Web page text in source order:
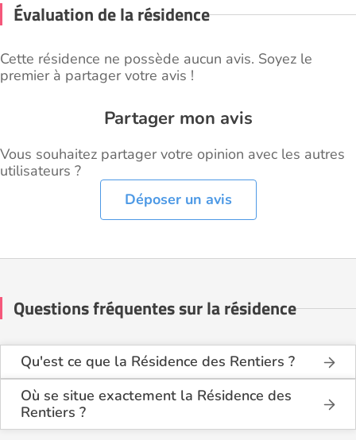
Évaluation de la résidence
Cette résidence ne possède aucun avis. Soyez le
premier à partager votre avis !
Partager mon avis
Vous souhaitez partager votre opinion avec les autres
utilisateurs ?
Déposer un avis
Questions fréquentes sur la résidence
Qu'est ce que la Résidence des Rentiers ?
La Résidence des Rentiers est une résidence
seniors de type foyer logement - résidence
autonomie .
Où se situe exactement la Résidence des
Rentiers ?
La Résidence des Rentiers est située 120 Rue